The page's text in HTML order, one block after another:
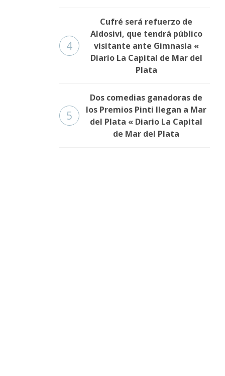
4
Cufré será refuerzo de
Aldosivi, que tendrá público
visitante ante Gimnasia «
Diario La Capital de Mar del
Plata
5
Dos comedias ganadoras de
los Premios Pinti llegan a Mar
del Plata « Diario La Capital
de Mar del Plata